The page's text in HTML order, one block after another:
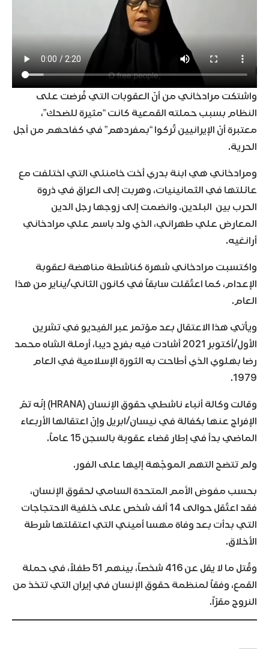
واشتكت مرادخاني من أنّ العقوبات التي فُرضت على
النظام بسبب حملته القمعية كانت “مثيرة للضحك”،
معتبرة أنّ الإيرانيين تُركوا “بمفردهم” في كفاحهم من أجل
الحرية.
ومرادخاني هي ابنة بدري أخت خامنئي التي اختلفت مع
عائلتها في الثمانينيات، وهربت إلى العراق في ذروة
الحرب بين البلدين. وانضمت إلى زوجها رجل الدين
المعارض علي طهراني، الذي ولد باسم علي مرادخاني
أرانغيه.
واكتسبت مرادخاني شهرة كناشطة مناهضة لعقوبة
الإعدام، كما اعتُقلت سابقاً في كانون الثاني/يناير من هذا
العام.
ويأتي هذا الاعتقال بعد مؤتمر عبر الفيديو في تشرين
الأول/أكتوبر 2021 أشادت فيه بفرح ديبا، أرملة الشاه محمد
رضا بهلوي الذي أطاحت به الثورة الإسلامية في العام
1979.
وقالت وكالة أنباء ناشطي حقوق الإنسان (HRANA) إنّه تمّ
الإفراج عنها بكفالة في نيسان/ابريل وإنّ اعتقالها الأربعاء
الماضي بدأ في إطار قضاء عقوبة بالسجن 15 عاماً.
ولم تتضح التهم الموجّهة إليها على الفور.
بحسب مفوض الأمم المتحدة السامي لحقوق الإنسان،
فقد اعتُقل حوالى 14 ألف شخص على خلفية الاحتجاجات
التي بدأت بعد وفاة مهسا أميني التي اعتقلتها شرطة
الأخلاق.
وقُتل ما لا يقل عن 416 شخصاً، بينهم 51 طفلاً، في حملة
القمع، وفقاً لمنظمة حقوق الإنسان في إيران التي تتخذ من
النروج مقرّاً.